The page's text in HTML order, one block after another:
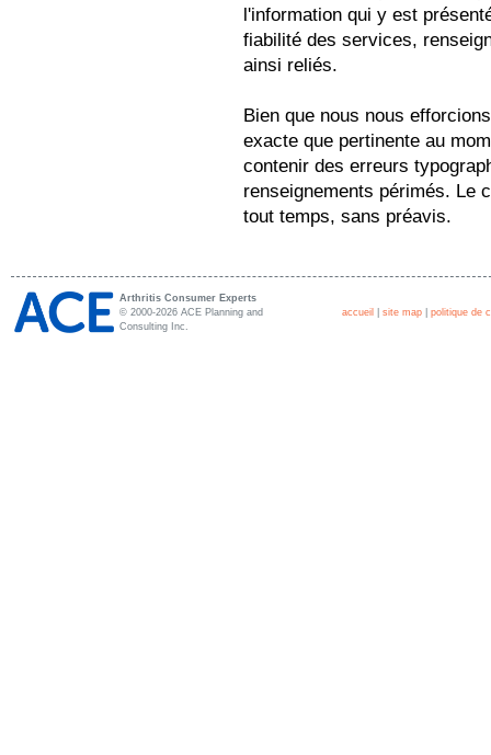
l'information qui y est
fiabilité des services,
ainsi reliés.
Bien que nous nous
exacte que pertinente au
contenir des erreurs
renseignements périmés. Le
tout temps, sans préavis.
Arthritis Consumer Experts
© 2000-2026 ACE Planning and
Consulting Inc.
accueil site map politique de